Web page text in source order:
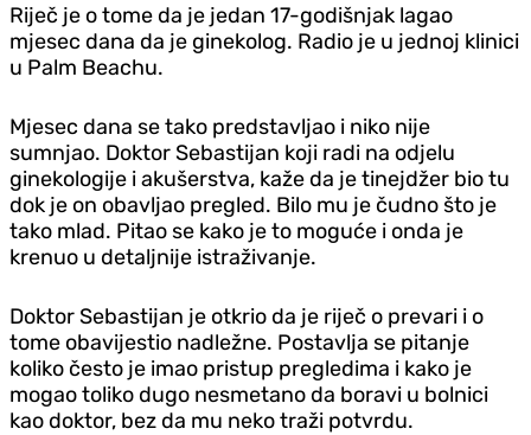
Riječ je o tome da je jedan 17-godišnjak lagao
mjesec dana da je ginekolog. Radio je u jednoj klinici
u Palm Beachu.
Mjesec dana se tako predstavljao i niko nije
sumnjao. Doktor Sebastijan koji radi na odjelu
ginekologije i akušerstva, kaže da je tinejdžer bio tu
dok je on obavljao pregled. Bilo mu je čudno što je
tako mlad. Pitao se kako je to moguće i onda je
krenuo u detaljnije istraživanje.
Doktor Sebastijan je otkrio da je riječ o prevari i o
tome obavijestio nadležne. Postavlja se pitanje
koliko često je imao pristup pregledima i kako je
mogao toliko dugo nesmetano da boravi u bolnici
kao doktor, bez da mu neko traži potvrdu.